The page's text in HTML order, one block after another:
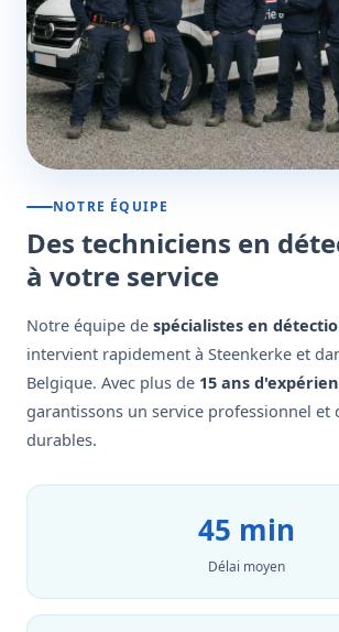
NOTRE ÉQUIPE
Des techniciens en
à votre service
Notre équipe de spécialistes en
intervient rapidement à Steenkerke et
Belgique. Avec plus de 15 ans
garantissons un service professionnel et
durables.
45 min
Délai moyen